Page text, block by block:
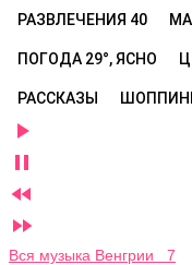
РАЗВЛЕЧЕНИЯ 40
ПОГОДА 29°, ЯСНО
РАССКАЗЫ




Вся музыка Венгрии 7